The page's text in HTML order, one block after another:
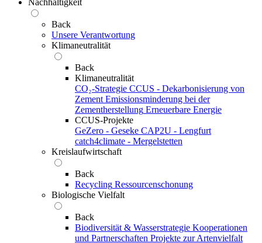
Nachhaltigkeit
Back
Unsere Verantwortung
Klimaneutralität
Back
Klimaneutralität
CO₂-Strategie CCUS - Dekarbonisierung von
Zement Emissionsminderung bei der
Zementherstellung Erneuerbare Energie
CCUS-Projekte
GeZero - Geseke CAP2U - Lengfurt
catch4climate - Mergelstetten
Kreislaufwirtschaft
Back
Recycling Ressourcenschonung
Biologische Vielfalt
Back
Biodiversität & Wasserstrategie Kooperationen
und Partnerschaften Projekte zur Artenvielfalt